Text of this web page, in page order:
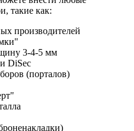
такие как:
производителей
3-4-5 мм
DiSec
(порталов)